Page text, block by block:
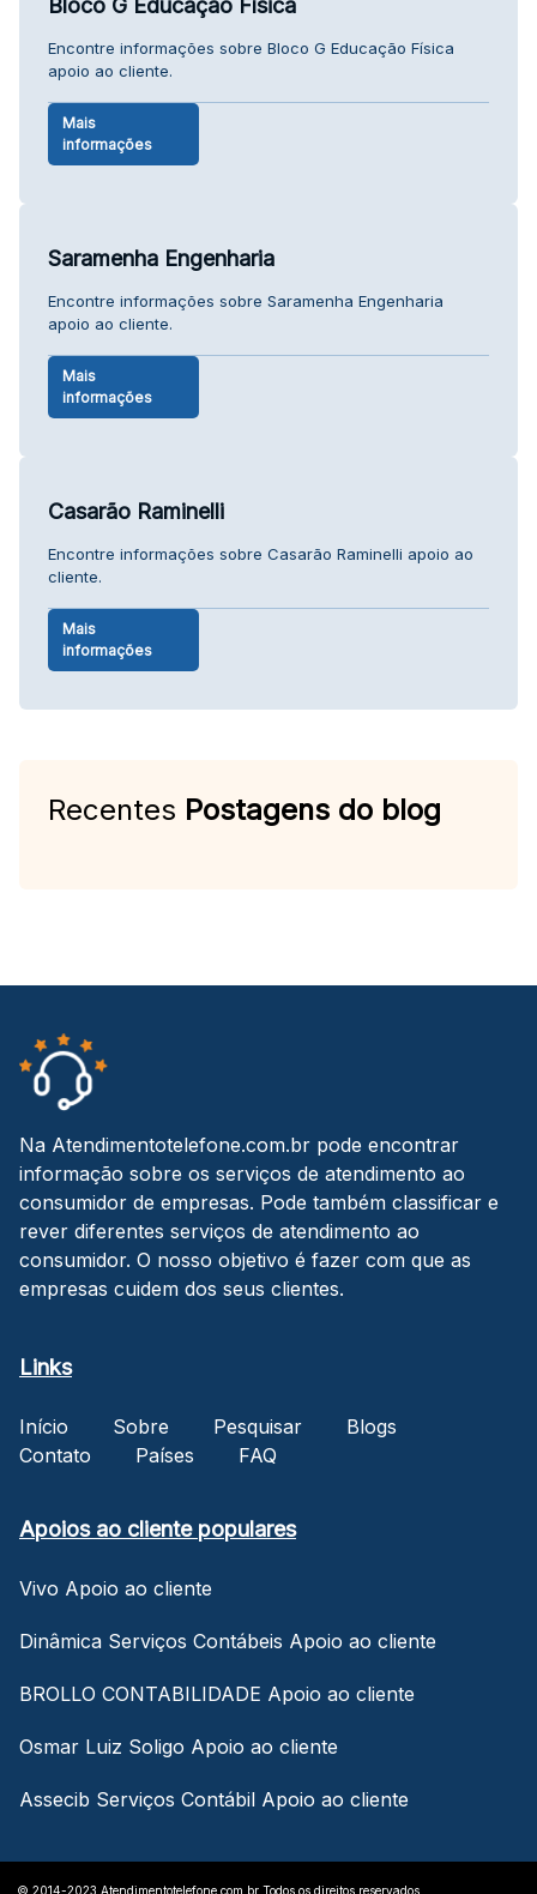
Encontre informações sobre Bloco G Educação Física
apoio ao cliente.
Mais
informações
Saramenha Engenharia
Encontre informações sobre Saramenha Engenharia
apoio ao cliente.
Mais
informações
Casarão Raminelli
Encontre informações sobre Casarão Raminelli apoio ao
cliente.
Mais
informações
Recentes Postagens do blog
Na Atendimentotelefone.com.br pode encontrar
informação sobre os serviços de atendimento ao
consumidor de empresas. Pode também classificar e
rever diferentes serviços de atendimento ao
consumidor. O nosso objetivo é fazer com que as
empresas cuidem dos seus clientes.
Links
Início Sobre Pesquisar
Blogs
Contato
Países FAQ
Apoios ao cliente populares
Vivo Apoio ao cliente
Dinâmica Serviços Contábeis Apoio ao cliente
BROLLO CONTABILIDADE Apoio ao cliente
Osmar Luiz Soligo Apoio ao cliente
Assecib Serviços Contábil Apoio ao cliente
© 2014-2023 Atendimentotelefone.com.br Todos os direitos reservados.